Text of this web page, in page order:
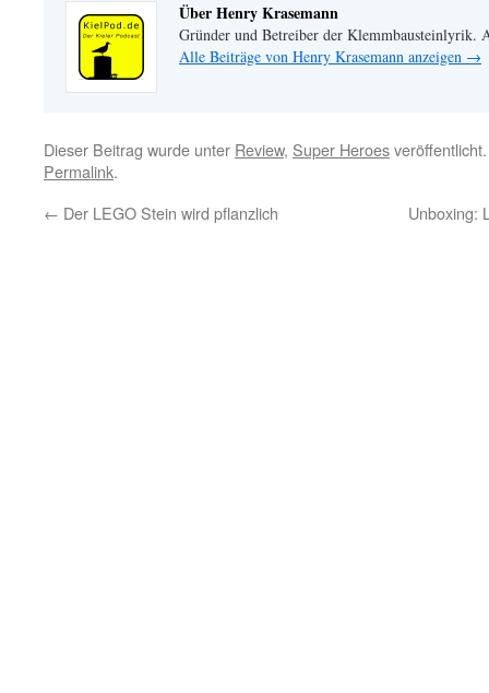
Über Henry Krasemann
Gründer und Betreiber der Klemmbausteinlyrik.
Alle Beiträge von Henry Krasemann anzeigen →
Dieser Beitrag wurde unter Review, Super Heroes
Permalink.
← Der LEGO Stein wird pflanzlich Unboxing: